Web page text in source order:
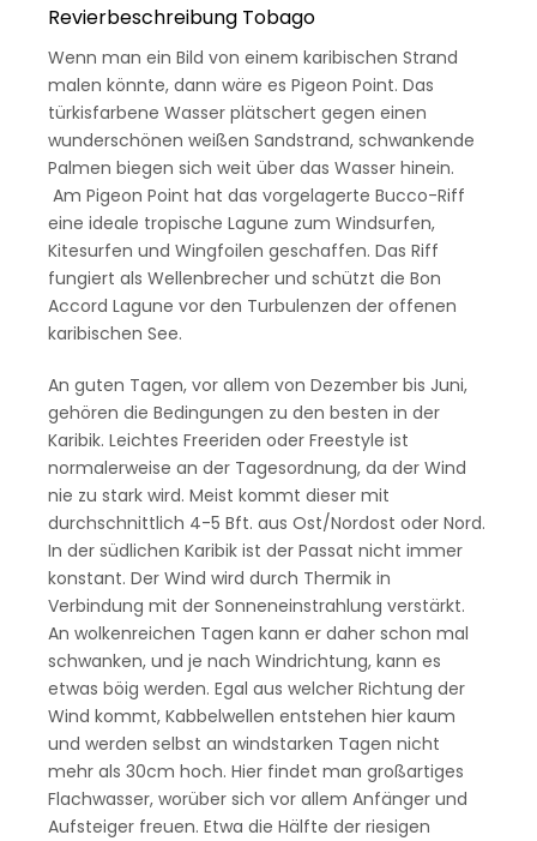
Revierbeschreibung Tobago
Wenn man ein Bild von einem karibischen Strand
malen könnte, dann wäre es Pigeon Point. Das
türkisfarbene Wasser plätschert gegen einen
wunderschönen weißen Sandstrand, schwankende
Palmen biegen sich weit über das Wasser hinein.
Am Pigeon Point hat das vorgelagerte Bucco-Riff
eine ideale tropische Lagune zum Windsurfen,
Kitesurfen und Wingfoilen geschaffen. Das Riff
fungiert als Wellenbrecher und schützt die Bon
Accord Lagune vor den Turbulenzen der offenen
karibischen See.
An guten Tagen, vor allem von Dezember bis Juni,
gehören die Bedingungen zu den besten in der
Karibik. Leichtes Freeriden oder Freestyle ist
normalerweise an der Tagesordnung, da der Wind
nie zu stark wird. Meist kommt dieser mit
durchschnittlich 4-5 Bft. aus Ost/Nordost oder Nord.
In der südlichen Karibik ist der Passat nicht immer
konstant. Der Wind wird durch Thermik in
Verbindung mit der Sonneneinstrahlung verstärkt.
An wolkenreichen Tagen kann er daher schon mal
schwanken, und je nach Windrichtung, kann es
etwas böig werden. Egal aus welcher Richtung der
Wind kommt, Kabbelwellen entstehen hier kaum
und werden selbst an windstarken Tagen nicht
mehr als 30cm hoch. Hier findet man großartiges
Flachwasser, worüber sich vor allem Anfänger und
Aufsteiger freuen. Etwa die Hälfte der riesigen